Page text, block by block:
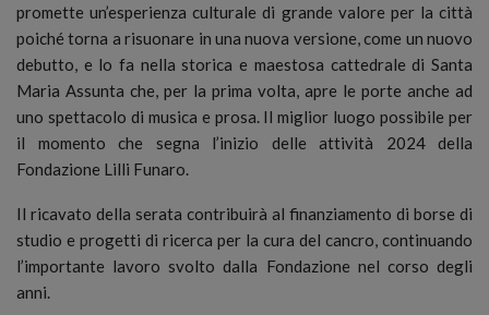
promette un’esperienza culturale di grande valore per la città
poiché torna a risuonare in una nuova versione, come un nuovo
debutto, e lo fa nella storica e maestosa cattedrale di Santa
Maria Assunta che, per la prima volta, apre le porte anche ad
uno spettacolo di musica e prosa. Il miglior luogo possibile per
il momento che segna l’inizio delle attività 2024 della
Fondazione Lilli Funaro.
Il ricavato della serata contribuirà al finanziamento di borse di
studio e progetti di ricerca per la cura del cancro, continuando
l’importante lavoro svolto dalla Fondazione nel corso degli
anni.